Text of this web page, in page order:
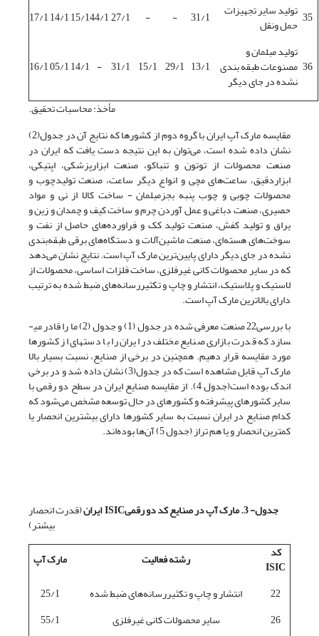
35 تولید سایر تجهیزات
حمل ونقل 31/1
-
-
27/1
44/1
15/1
14/1
17/1
36
تولید مبلمان و
مصنوعات طبقه بندی
نشده در جای دیگر
13/1
29/1
15/1
31/1
-
14/1
05/1
16/1
مأخذ: محاسبات تحقیق.
مقایسه مارک آپ ایران با گروه دوم از کشورها که نتایج آن در جدول(2)
نشان داده شده است، می‌توان به این نتیجه دست یافت که ایران در
صنعت محصولات از توتون و تنباکو، صنعت ابزارپزشکی، اپتیکی،
ابزاردقیق، ساعت‌های مچی و انواع دیگر ساعت، صنعت تولیدچوب و
محصولات چوبی و چوب پنبه بجزمبلمان - ساخت کالا از نی و مواد
حصیری، صنعت دباغی و عمل آوردن چرم و ساخت کیف و چمدان و زین و
یراق و تولید کفش، صنعت تولید کک و فراورده‌های حاصل از نفت و
سوخت‌های هسته‌ای، صنعت ماشین‌آلات و دستگاه‌های برقی طبقه‌بندی
نشده در جای دیگر دارای پایین‌ترین مارک آپ است. نتایج نشان می‌دهد
که در سایر محصولات کانی غیرفلزی، ساخت فلزات اساسی، محصولات از
لاستیک و پلاستیک، انتشار و چاپ و تکثیررسانه‌های ضبط شده به ترتیب
دارای بالاترین مارک آپ است.
با بررسی22 صنعت معرفی شده در جدول (1) و جدول (2) ما را قادر می­
سازد که قدرت بازاری صنایع مختلف در ایران را با دسته­ای از کشورها
مورد مقایسه قرار دهیم. همچنین در برخی از صنایع، نسبت بسیار بالا
مارک آپ قابل مشاهده است که در جدول(3) نشان داده شد و در برخی
اندک بوده است(جدول 4). از مقایسه صنایع ایران در سطح دو رقمی با
سایر کشورهای پیشرفته و کشورهای در حال توسعه مشخص می‌شود که
کدام صنایع در ایران نسبت به سایر کشورها دارای بیشترین انحصار یا
کمترین انحصار و یا هم تراز (جدول 5) آن‌ها بوده‌اند.
جدول- 3. مارک آپ در صنایع کد دو رقمی ISICایران(قدرت انحصار
بیشتر)
کد
ISIC رشته فعالیت
مارک آپ
22
انتشار و چاپ و تکثیررسانه‌های ضبط شده
25/1
26
سایر محصولات کانی غیرفلزی
55/1